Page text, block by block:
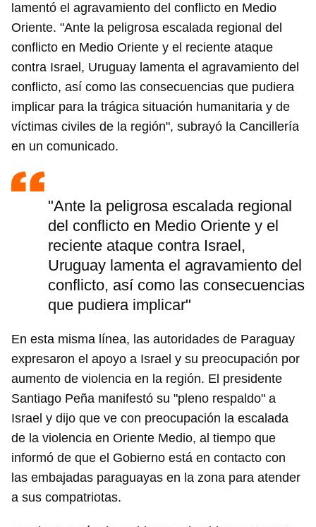
lamentó el agravamiento del conflicto en Medio
Oriente. "Ante la peligrosa escalada regional del
conflicto en Medio Oriente y el reciente ataque
contra Israel, Uruguay lamenta el agravamiento del
conflicto, así como las consecuencias que pudiera
implicar para la trágica situación humanitaria y de
víctimas civiles de la región", subrayó la Cancillería
en un comunicado.
"Ante la peligrosa escalada regional
del conflicto en Medio Oriente y el
reciente ataque contra Israel,
Uruguay lamenta el agravamiento del
conflicto, así como las consecuencias
que pudiera implicar"
En esta misma línea, las autoridades de Paraguay
expresaron el apoyo a Israel y su preocupación por
aumento de violencia en la región. El presidente
Santiago Peña manifestó su "pleno respaldo" a
Israel y dijo que ve con preocupación la escalada
de la violencia en Oriente Medio, al tiempo que
informó de que el Gobierno está en contacto con
las embajadas paraguayas en la zona para atender
a sus compatriotas.